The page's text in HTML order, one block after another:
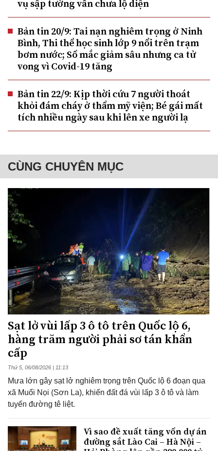
vụ sập tường vẫn chưa lộ diện
Bản tin 20/9: Tai nạn nghiêm trọng ở Ninh
Bình, Thi thể học sinh lớp 9 nổi trên trạm
bơm nước; Số mắc giảm sâu nhưng ca tử
vong vì Covid-19 tăng
Bản tin 22/9: Kịp thời cứu 7 người thoát
khỏi đám cháy ở thẩm mỹ viện; Bé gái mất
tích nhiều ngày sau khi lên xe người lạ
CÙNG CHUYÊN MỤC
Sạt lở vùi lấp 3 ô tô trên Quốc lộ 6,
hàng trăm người phải sơ tán khẩn
cấp
Thứ 5, 06/08/2026 | 11:13
Mưa lớn gây sạt lở nghiêm trọng trên Quốc lộ 6 đoạn qua
xã Muổi Nọi (Sơn La), khiến đất đá vùi lấp 3 ô tô và làm
tuyến đường tê liệt.
Vì sao đề xuất tăng vốn dự án
đường sắt Lào Cai – Hà Nội –